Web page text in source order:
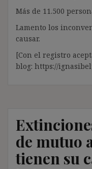
Más de 11.500
Lamento los
causar.
[Con el registro
blog: https://
de mutuo
tienen su